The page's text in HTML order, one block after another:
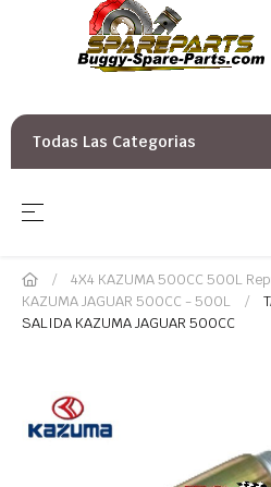
Todas Las Categorias
Navegación de palanca
☰
4X4 KAZUMA 500CC 500L
KAZUMA JAGUAR 500CC - 500L
SALIDA KAZUMA JAGUAR 500CC